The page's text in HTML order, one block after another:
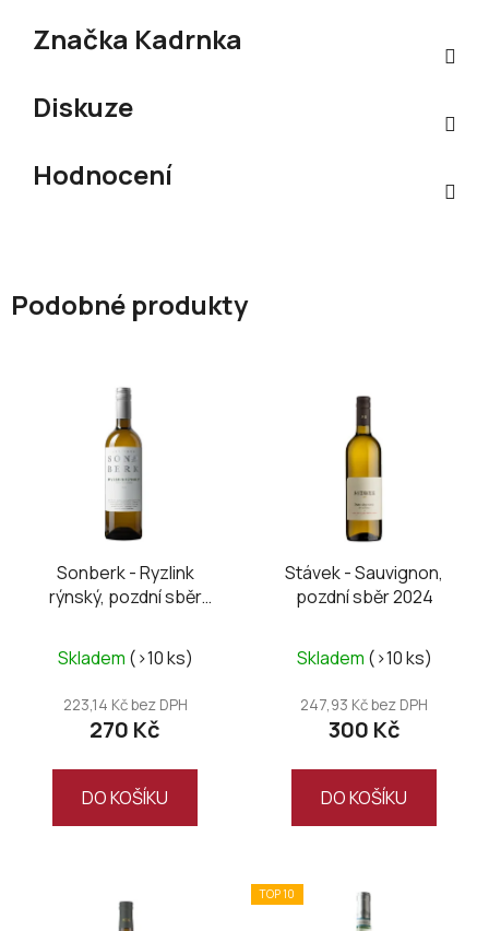
Značka Kadrnka
Diskuze
Hodnocení
Podobné produkty
Sonberk - Ryzlink
rýnský, pozdní sběr
Skladem (>10 ks)
223,14 Kč bez DPH
270 Kč
DO KOŠÍKU
Stávek - Sauvignon,
pozdní sběr 2024
Skladem (>10 ks)
247,93 Kč bez DPH
300 Kč
DO KOŠÍKU
TOP 10